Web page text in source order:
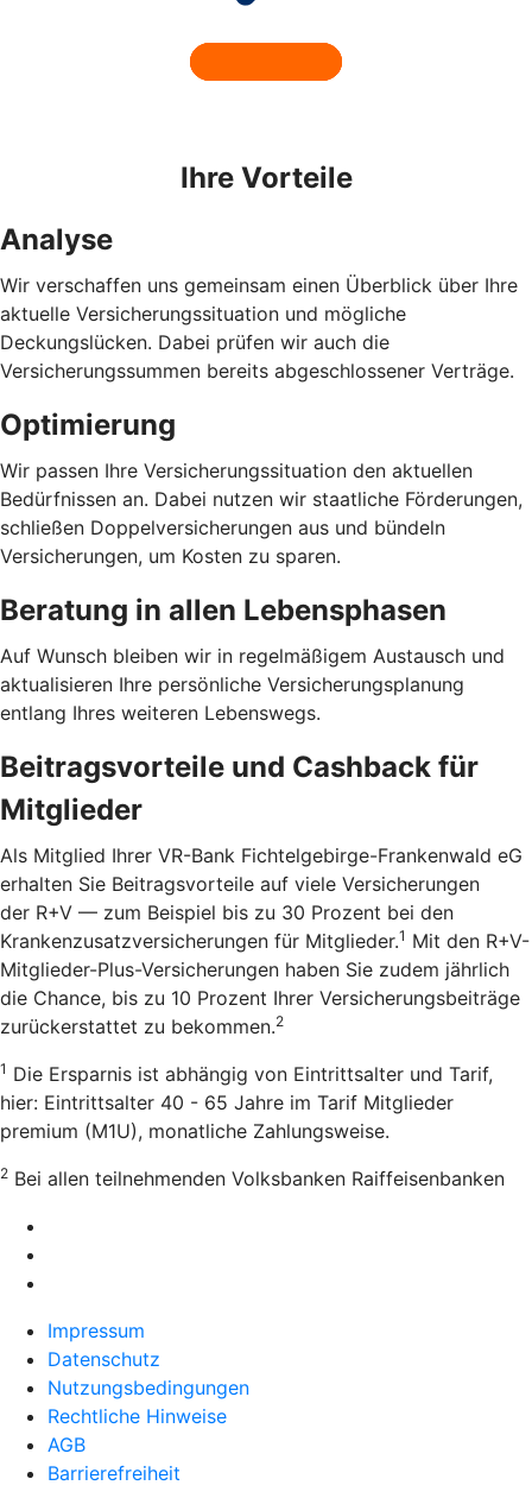
Ihre Vorteile
Analyse
Wir verschaffen uns gemeinsam einen Überblick über Ihre
aktuelle Versicherungssituation und mögliche
Deckungslücken. Dabei prüfen wir auch die
Versicherungssummen bereits abgeschlossener Verträge.
Optimierung
Wir passen Ihre Versicherungssituation den aktuellen
Bedürfnissen an. Dabei nutzen wir staatliche Förderungen,
schließen Doppelversicherungen aus und bündeln
Versicherungen, um Kosten zu sparen.
Beratung in allen Lebensphasen
Auf Wunsch bleiben wir in regelmäßigem Austausch und
aktualisieren Ihre persönliche Versicherungsplanung
entlang Ihres weiteren Lebenswegs.
Beitragsvorteile und Cashback für
Mitglieder
Als Mitglied Ihrer VR-Bank Fichtelgebirge-Frankenwald eG
erhalten Sie Beitragsvorteile auf viele Versicherungen
der R+V — zum Beispiel bis zu 30 Prozent bei den
Kranken­zusatz­versicherungen für Mitglieder.1 Mit den R+V-
Mitglieder-Plus-Versicherungen haben Sie zudem jährlich
die Chance, bis zu 10 Prozent Ihrer Versicherungsbeiträge
zurückerstattet zu bekommen.2
1 Die Ersparnis ist abhängig von Eintrittsalter und Tarif,
hier: Eintrittsalter 40 - 65 Jahre im Tarif Mitglieder
premium (M1U), monatliche Zahlungsweise.
2 Bei allen teilnehmenden Volksbanken Raiffeisenbanken
Impressum
Datenschutz
Nutzungsbedingungen
Rechtliche Hinweise
AGB
Barrierefreiheit